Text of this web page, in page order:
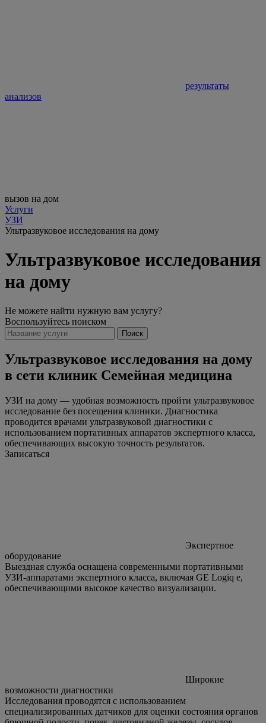
результаты
анализов
вызов на дом
Услуги
УЗИ
Ультразвуковое исследования на дому
Ультразвуковое исследования
на дому
Не можете найти нужную вам услугу?
Воспользуйтесь поиском
Поиск
Ультразвуковое исследования на дому
в сети клиник Семейная медицина
УЗИ на дому — удобная возможность пройти ультразвуковое
исследование без посещения клиники. Диагностика
проводится врачами ультразвуковой диагностики с
использованием портативных аппаратов экспертного класса,
обеспечивающих высокую точность результатов.
Записаться
Экспертное
оборудование
Выездная служба оснащена современными портативными
УЗИ-аппаратами экспертного класса, включая GE Logiq e,
обеспечивающими высокое качество визуализации.
Широкие
возможности диагностики
Исследования проводятся с использованием
специализированных датчиков для оценки состояния органов